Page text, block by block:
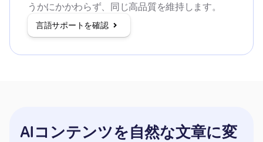
うかにかかわらず、同じ高品質を維持します。
言語サポートを確認
AIコンテンツを自然な文章に変